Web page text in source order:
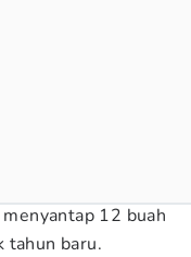
12 buah
tahun baru.